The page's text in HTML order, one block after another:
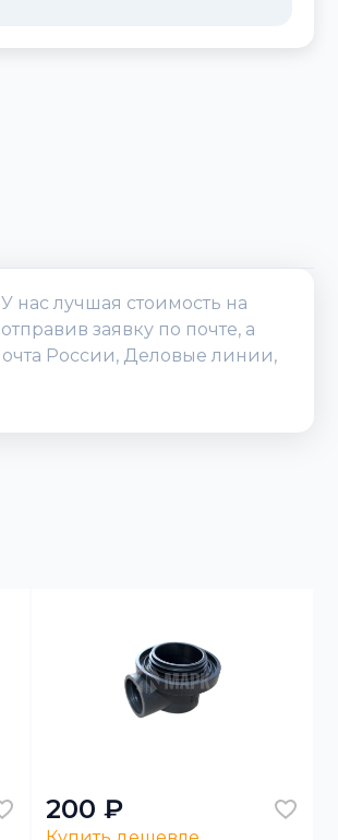
нас лучшая стоимость на
заявку по почте, а
России, Деловые линии,
200 ₽